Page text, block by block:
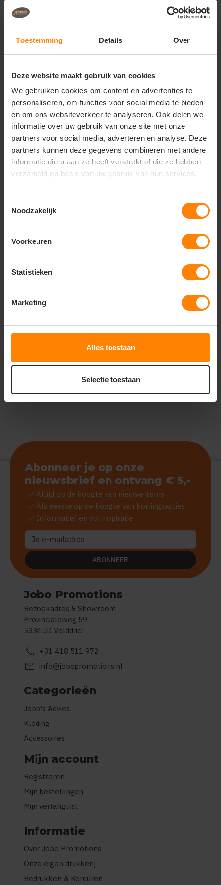
Toestemming Details Over
Deze website maakt gebruik van cookies
We gebruiken cookies om content en advertenties te
personaliseren, om functies voor social media te bieden
en om ons websiteverkeer te analyseren. Ook delen we
informatie over uw gebruik van onze site met onze
partners voor social media, adverteren en analyse. Deze
partners kunnen deze gegevens combineren met andere
informatie die u aan ze heeft verstrekt of die ze hebben
verzameld op basis van uw gebruik van hun services.
Noodzakelijk
Voorkeuren
Statistieken
Marketing
Alles toestaan
Selectie toestaan
Vragen? Neem contact
op met onze
klantenservice
store Bezoek onze showroom:
Provincialeweg 59 - Velddriel
Dit vind je misschien ook leuk
Items van productcarrousel
CA0428
Snelle levering (tot binnen 48u)
Meer stuks = meer korting
Snelle levering (tot binnen 48u)
Meer stuks = meer korting
355
Jobo Promotions
Bezoekadres & Showroom
Provincialeweg 59
5334 JD Velddriel
call +31 418 511 972
mail info@jobopromotions.nl
Categorieën
Jobo's Advies
Kleding
Accessoires
Mijn account
Registreren
Mijn bestellingen
Mijn verlanglijst
Informatie
Over Jobo Promotions
Onze eigen drukkerij
Bedrukken & Borduren
Abonneer je op onze
nieuwsbrief en ontvang € 5,-
check Altijd op de hoogte van nieuwe items
check Als eerste op de hoogte van kortingsacties
check Informatief en vol inspiratie
ABONNEER